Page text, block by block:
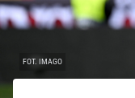
FOT. IMAGO